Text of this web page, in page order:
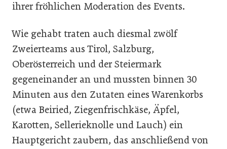
ihrer fröhlichen Moderation des Events.
Wie gehabt traten auch diesmal zwölf
Zweierteams aus Tirol, Salzburg,
Oberösterreich und der Steiermark
gegeneinander an und mussten binnen 30
Minuten aus den Zutaten eines Warenkorbs
(etwa Beiried, Ziegenfrischkäse, Äpfel,
Karotten, Sellerieknolle und Lauch) ein
Hauptgericht zaubern, das anschließend von